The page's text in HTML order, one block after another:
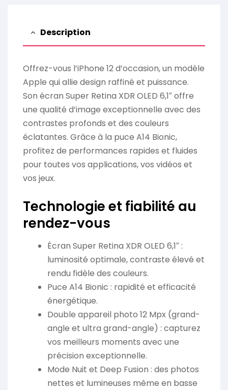
Description
Offrez-vous l’iPhone 12 d’occasion, un modèle
Apple qui allie design raffiné et puissance.
Son écran Super Retina XDR OLED 6,1″ offre
une qualité d’image exceptionnelle avec des
contrastes profonds et des couleurs
éclatantes. Grâce à la puce A14 Bionic,
profitez de performances rapides et fluides
pour toutes vos applications, vos vidéos et
vos jeux.
Technologie et fiabilité au
rendez-vous
Écran Super Retina XDR OLED 6,1″ :
luminosité optimale, contraste élevé et
rendu fidèle des couleurs.
Puce A14 Bionic : rapidité et efficacité
énergétique.
Double appareil photo 12 Mpx (grand-
angle et ultra grand-angle) : capturez
vos meilleurs moments avec une
précision exceptionnelle.
Mode Nuit et Deep Fusion : des photos
nettes et lumineuses même en basse